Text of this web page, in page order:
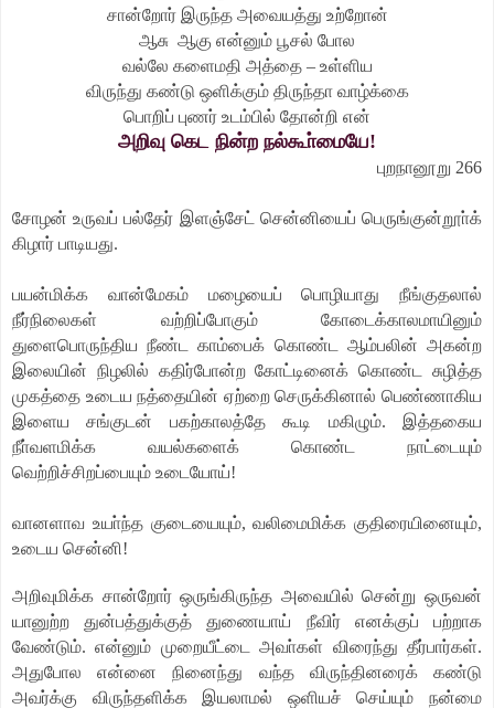
சான்றோர் இருந்த அவையத்து உற்றோன்
ஆசு ஆகு என்னும் பூசல் போல
வல்லே களைமதி அத்தை – உள்ளிய
விருந்து கண்டு ஒளிக்கும் திருந்தா வாழ்க்கை
பொறிப் புணர் உடம்பில் தோன்றி என்
அறிவு கெட நின்ற நல்கூா்மையே!
புறநானூறு 266
சோழன் உருவப் பல்தேர் இளஞ்சேட் சென்னியைப் பெருங்குன்றூா்க்
கிழார் பாடியது.
பயன்மிக்க வான்மேகம் மழையைப் பொழியாது நீங்குதலால்
நீர்நிலைகள் வற்றிப்போகும் கோடைக்காலமாயினும்
துளைபொருந்திய நீண்ட காம்பைக் கொண்ட ஆம்பலின் அகன்ற
இலையின் நிழலில் கதிர்போன்ற கோட்டினைக் கொண்ட சுழித்த
முகத்தை உடைய நத்தையின் ஏற்றை செருக்கினால் பெண்ணாகிய
இளைய சங்குடன் பகற்காலத்தே கூடி மகிழும். இத்தகைய
நீா்வளமிக்க வயல்களைக் கொண்ட நாட்டையும்
வெற்றிச்சிறப்பையும் உடையோய்!
வானளாவ உயா்ந்த குடையையும், வலிமைமிக்க குதிரையினையும்,
உடைய சென்னி!
அறிவுமிக்க சான்றோர் ஒருங்கிருந்த அவையில் சென்று ஒருவன்
யானுற்ற துன்பத்துக்குத் துணையாய் நீவிர் எனக்குப் பற்றாக
வேண்டும். என்னும் முறையீட்டை அவா்கள் விரைந்து தீர்பார்கள்.
அதுபோல என்னை நினைந்து வந்த விருந்தினரைக் கண்டு
அவர்க்கு விருந்தளிக்க இயலாமல் ஒளியச் செய்யும் நன்மை